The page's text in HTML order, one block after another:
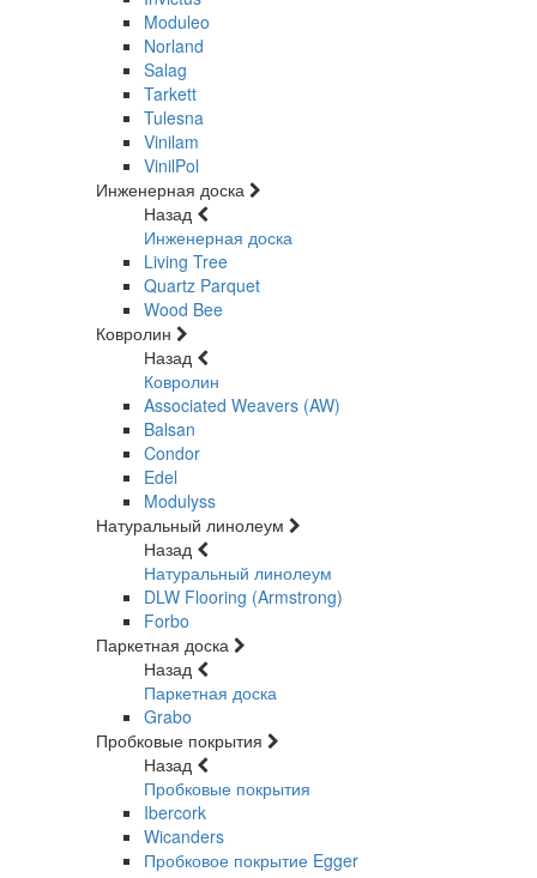
Moduleo
Norland
Salag
Tarkett
Tulesna
Vinilam
VinilPol
Инженерная доска
Назад
Инженерная доска
Living Tree
Quartz Parquet
Wood Bee
Ковролин
Назад
Ковролин
Associated Weavers (AW)
Balsan
Condor
Edel
Modulyss
Натуральный линолеум
Назад
Натуральный линолеум
DLW Flooring (Armstrong)
Forbo
Паркетная доска
Назад
Паркетная доска
Grabo
Пробковые покрытия
Назад
Пробковые покрытия
Ibercork
Wicanders
Пробковое покрытие Egger